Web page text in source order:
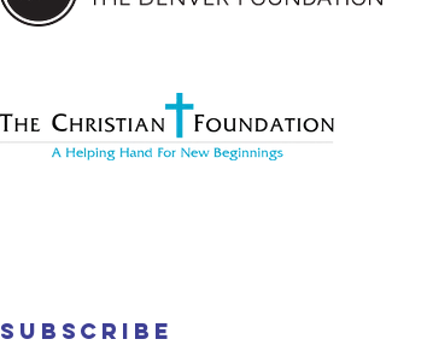
Subscribe